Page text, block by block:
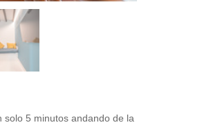
5 minutos andando de la